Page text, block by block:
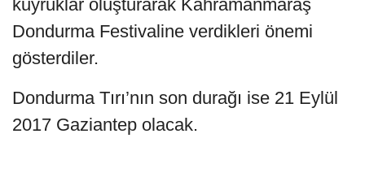
kuyruklar oluşturarak Kahramanmaraş
Dondurma Festivaline verdikleri önemi
gösterdiler.
Dondurma Tırı’nın son durağı ise 21 Eylül
2017 Gaziantep olacak.